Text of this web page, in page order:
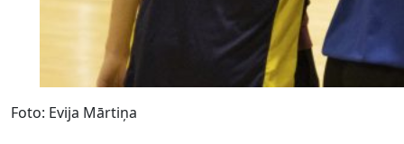
Foto: Evija Mārtiņa